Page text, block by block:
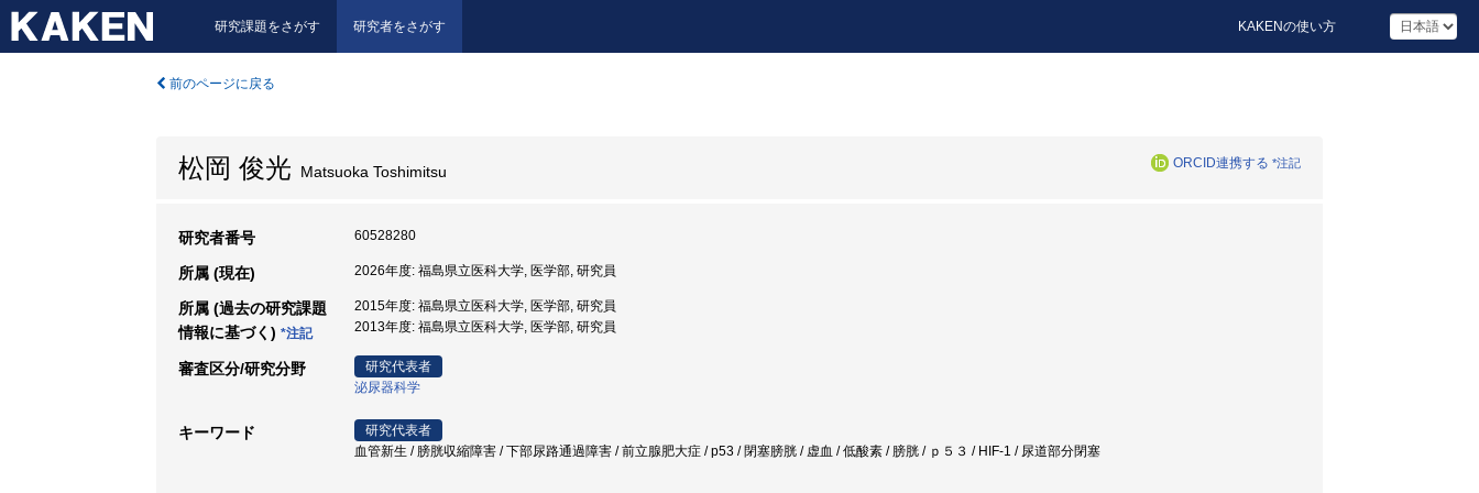
研究課題をさがす 研究者をさがす KAKENの使い方
前のページに戻る
松岡 俊光 Matsuoka Toshimitsu ORCID連携する *注記
研究者番号 60528280
所属 (現在) 2026年度: 福島県立医科大学, 医学部, 研究員
所属 (過去の研究課題
情報に基づく) *注記
2015年度: 福島県立医科大学, 医学部, 研究員
2013年度: 福島県立医科大学, 医学部, 研究員
審査区分/研究分野
研究代表者
泌尿器科学
キーワード
研究代表者
血管新生 / 膀胱収縮障害 / 下部尿路通過障害 / 前立腺肥大症 / p53 / 閉塞膀胱 / 虚血 / 低酸素 / 膀胱 / ｐ５３ / HIF-1 / 尿道部分閉塞